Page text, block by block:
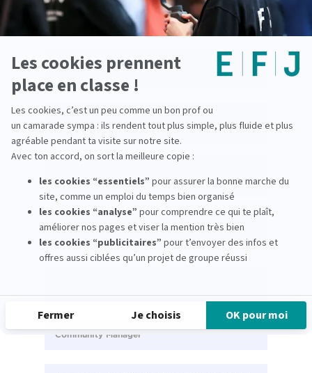
Data journaliste : analyser l’information grâce
aux données
Responsable open-data : rendre les données
publiques accessibles et compréhensibles
Reporter pigiste : enquêter et proposer des
sujets aux médias
l’information pour les médias
Journaliste desk : traiter et organiser
l’information dans une rédaction
Community Manager